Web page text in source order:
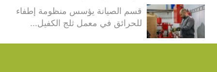
قسم الصيانة يؤسس منظومة إطفاء
للحرائق في معمل ثلج الكفيل...